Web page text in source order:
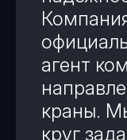
агент
краны.
круг